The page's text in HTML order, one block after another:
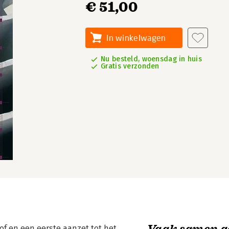
€ 51,00
In winkelwagen
Nu besteld, woensdag in huis
Gratis verzonden